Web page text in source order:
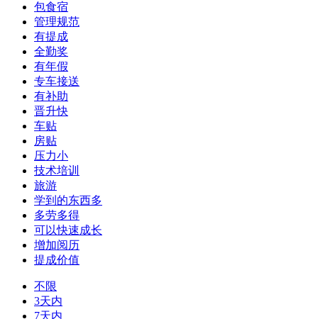
包食宿
管理规范
有提成
全勤奖
有年假
专车接送
有补助
晋升快
车贴
房贴
压力小
技术培训
旅游
学到的东西多
多劳多得
可以快速成长
增加阅历
提成价值
不限
3天内
7天内